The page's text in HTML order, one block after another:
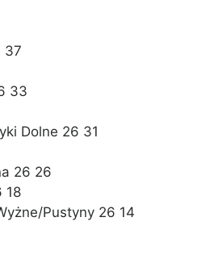
37
33
Dolne 26 31
26 26
18
Pustyny 26 14